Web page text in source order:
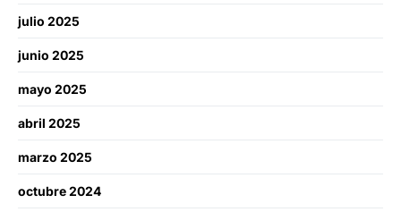
julio 2025
junio 2025
mayo 2025
abril 2025
marzo 2025
octubre 2024